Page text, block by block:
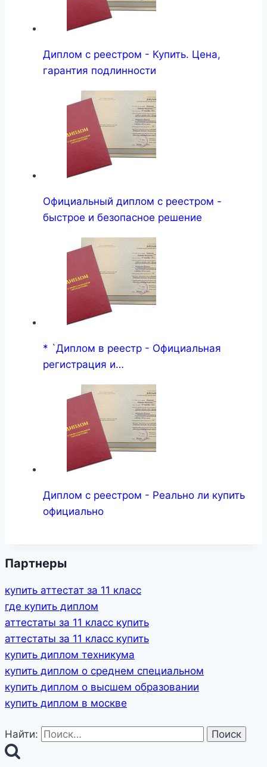
Диплом с реестром - Купить. Цена,
гарантия подлинности
Официальный диплом с реестром -
быстрое и безопасное решение
* `Диплом в реестр - Официальная
регистрация и…
Диплом с реестром - Реально ли купить
официально
Партнеры
купить аттестат за 11 класс
где купить диплом
аттестаты за 11 класс купить
аттестаты за 11 класс купить
купить диплом техникума
купить диплом о среднем специальном
купить диплом о высшем образовании
купить диплом в москве
Найти: